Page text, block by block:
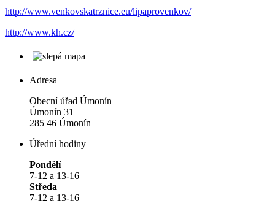
http://www.venkovskatrznice.eu/lipaprovenkov/
http://www.kh.cz/
Adresa
Obecní úřad Úmonín
Úmonín 31
285 46 Úmonín
Úřední hodiny
Pondělí
7-12 a 13-16
Středa
7-12 a 13-16